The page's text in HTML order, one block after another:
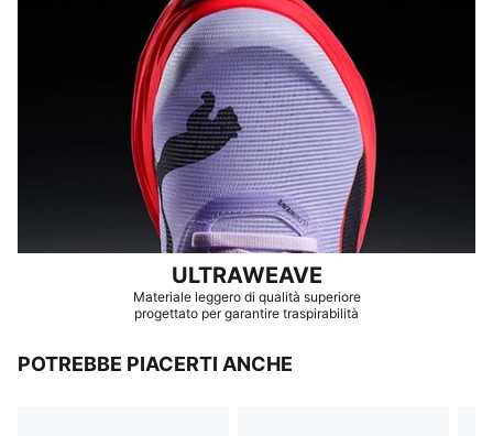
ULTRAWEAVE
Materiale leggero di qualità superiore
progettato per garantire traspirabilità
POTREBBE PIACERTI ANCHE